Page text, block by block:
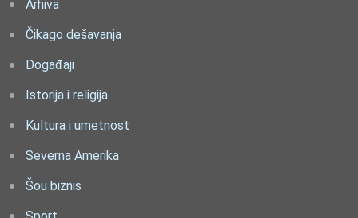
Arhiva
Čikago dešavanja
Događaji
Istorija i religija
Kultura i umetnost
Severna Amerika
Šou biznis